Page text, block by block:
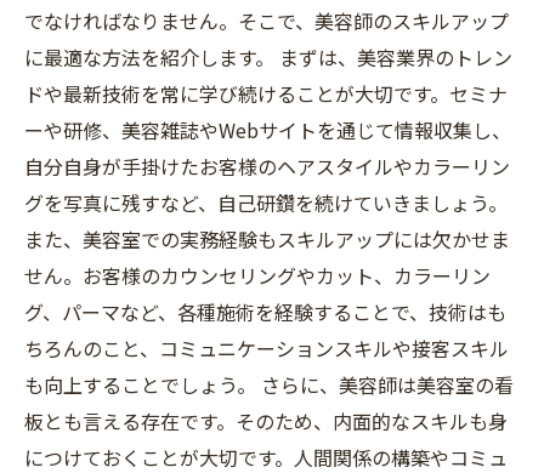
でなければなりません。そこで、美容師のスキルアップ
に最適な方法を紹介します。 まずは、美容業界のトレン
ドや最新技術を常に学び続けることが大切です。セミナ
ーや研修、美容雑誌やWebサイトを通じて情報収集し、
自分自身が手掛けたお客様のヘアスタイルやカラーリン
グを写真に残すなど、自己研鑽を続けていきましょう。
また、美容室での実務経験もスキルアップには欠かせま
せん。お客様のカウンセリングやカット、カラーリン
グ、パーマなど、各種施術を経験することで、技術はも
ちろんのこと、コミュニケーションスキルや接客スキル
も向上することでしょう。 さらに、美容師は美容室の看
板とも言える存在です。そのため、内面的なスキルも身
につけておくことが大切です。人間関係の構築やコミュ